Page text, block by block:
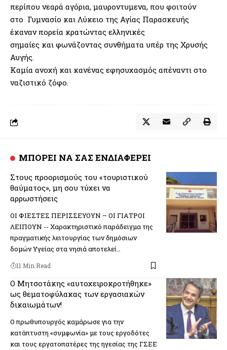
περίπου νεαρά αγόρια, μαυροντυμενα, που φοιτούν
στο Γυμνασίο και Λύκειο της Αγίας Παρασκευής
έκαναν πορεία κρατώντας ελληνικές
σημαίες και φωνάζοντας συνθήματα υπέρ της Χρυσής
Αυγής.
Καμία ανοχή και κανένας εφησυχασμός απέναντι στο
ναζιστικό ζόφο.
ΜΠΟΡΕΙ ΝΑ ΣΑΣ ΕΝΔΙΑΦΕΡΕΙ
Στους προορισμούς του «τουριστικού
θαύματος», μη σου τύχει να
αρρωστήσεις
ΟΙ ΦΙΕΣΤΕΣ ΠΕΡΙΣΣΕΥΟΥΝ – ΟΙ ΓΙΑΤΡΟΙ
ΛΕΙΠΟΥΝ -- Χαρακτηριστικό παράδειγμα της
πραγματικής λειτουργίας των δημόσιων
δομών Υγείας στα νησιά αποτελεί…
11 Min Read
Ο Μητσοτάκης «αυτοχειροκροτήθηκε»
ως θεματοφύλακας των εργασιακών
δικαιωμάτων!
Ο πρωθυπουργός καμάρωσε για την
κατάπτυστη «συμφωνία» με τους εργοδότες
και τους εργατοπατέρες της ηγεσίας της ΓΣΕΕ